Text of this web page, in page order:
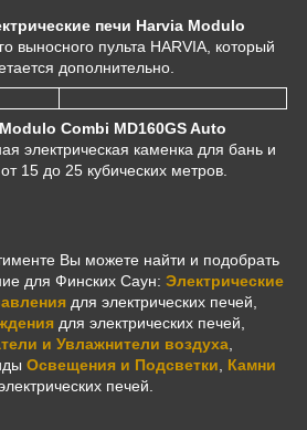
печи Harvia Modulo
выносного пульта HARVIA, который
дополнительно.
Combi MD160GS Auto
электрическая каменка для бань и
15 до 25 кубических метров.
Вы можете найти и подобрать
для Финских Саун: Электрические
для электрических печей,
для электрических печей,
и Увлажнители воздуха,
Освещения и Подсветки, Камни
печей.